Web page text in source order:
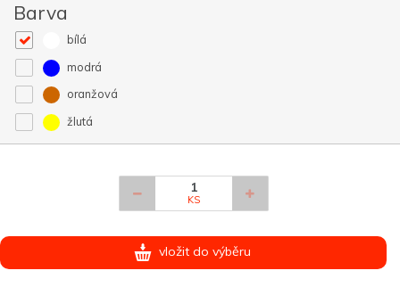
Barva
bílá
modrá
oranžová
žlutá
KS
vložit do výběru